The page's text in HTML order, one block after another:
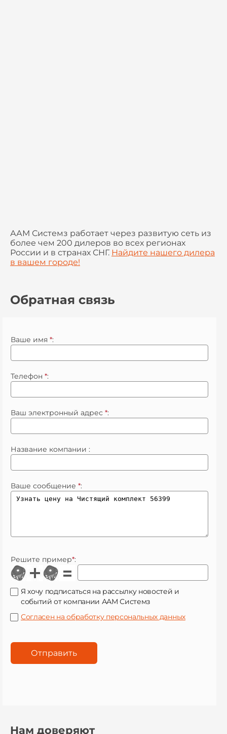
ААМ Системз работает через развитую сеть из
более чем 200 дилеров во всех регионах
России и в странах СНГ. Найдите нашего дилера
в вашем городе!
Обратная связь
Ваше имя *:
Телефон *:
Ваш электронный адрес *:
Название компании :
Ваше сообщение *:
Решите пример*:
Я хочу подписаться на рассылку новостей и
событий от компании ААМ Системз
Согласен на обработку персональных данных
Нам доверяют